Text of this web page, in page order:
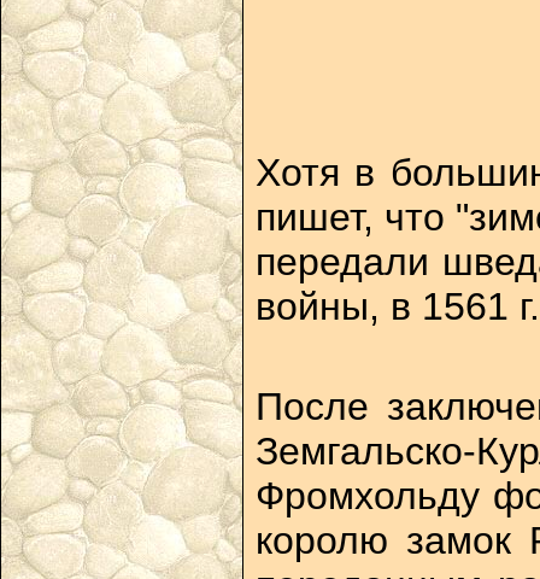
Хотя в
пишет, что
передали
войны, в 1561
После
Земгальско-
Фромхольду
королю замок